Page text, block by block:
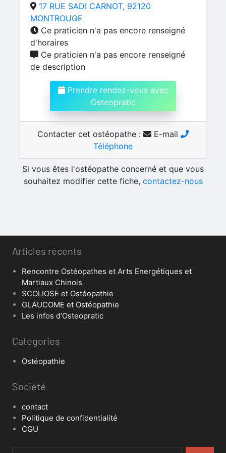
17 RUE SADI CARNOT, 92120
MONTROUGE
Ce praticien n'a pas encore renseigné
d'horaires
Ce praticien n'a pas encore renseigné
de description
Prendre rendez-vous avec
Osteopratic
Contacter cet ostéopathe :
E-mail
Téléphone
Si vous êtes l'ostéopathe concerné et que vous
souhaitez modifier cette fiche, contactez-nous
Articles récents
Rencontre Ostéopathes et Arts Energétiques et
Martiaux Chinois
SCOLIOSE et Ostéopathie
GLAUCOME et Ostéopathie
Les infos d’Osteopratic
Categories
Ostéopathie
Société
contact
Politique de confidentialité
CGU